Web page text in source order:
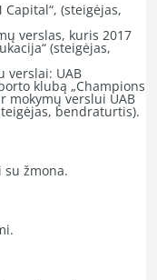
Capital“, (steigėjas,
verslas, kuris 2017
(steigėjas,
verslai: UAB
klubą „Champions
mokymų verslui UAB
bendraturtis).
su žmona.